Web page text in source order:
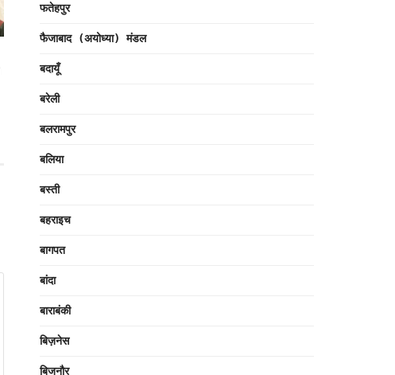
फतेहपुर
फैजाबाद (अयोध्या) मंडल
बदायूँ
बरेली
बलरामपुर
बलिया
बस्ती
बहराइच
बागपत
बांदा
बाराबंकी
बिज़नेस
बिजनौर